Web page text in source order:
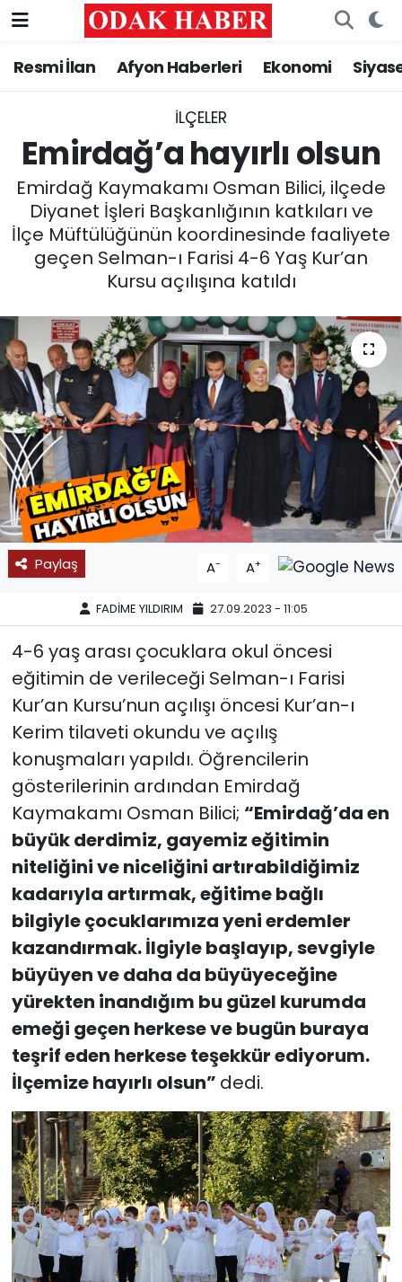
Resmi İlan Afyon Haberleri Ekonomi
İLÇELER
Emirdağ’a hayırlı olsun
Emirdağ Kaymakamı Osman Bilici, ilçede
Diyanet İşleri Başkanlığının katkıları ve
İlçe Müftülüğünün koordinesinde faaliyete
geçen Selman-ı Farisi 4-6 Yaş Kur’an
Kursu açılışına katıldı
Paylaş A- A+
FADİME YILDIRIM 27.09.2023 - 11:05
4-6 yaş arası çocuklara okul öncesi
eğitimin de verileceği Selman-ı Farisi
Kur’an Kursu’nun açılışı öncesi Kur’an-ı
Kerim tilaveti okundu ve açılış
konuşmaları yapıldı. Öğrencilerin
gösterilerinin ardından Emirdağ
Kaymakamı Osman Bilici; “Emirdağ’da en
büyük derdimiz, gayemiz eğitimin
niteliğini ve niceliğini artırabildiğimiz
kadarıyla artırmak, eğitime bağlı
bilgiyle çocuklarımıza yeni erdemler
kazandırmak. İlgiyle başlayıp, sevgiyle
büyüyen ve daha da büyüyeceğine
yürekten inandığım bu güzel kurumda
emeği geçen herkese ve bugün buraya
teşrif eden herkese teşekkür ediyorum.
İlçemize hayırlı olsun” dedi.
AFYONKARAHİSAR HABERLERİ
ASAYİŞ
GÜNCEL
SİYASET
MAGAZİN
SAĞLIK
SPOR
11:11 MANŞET
Nöbetçi Eczaneler
Trafik Durumu
Süper Lig Puan Durumu ve Fikstür
Tüm Manşetler
Son Dakika Haberleri
Haber Arşivi